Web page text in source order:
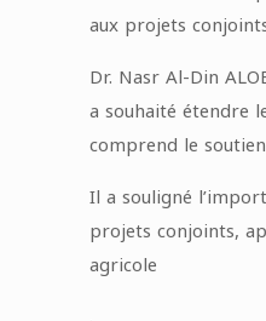
aux projets
Dr. Nasr Al-Din
a souhaité étendre
comprend le
Il a souligné
projets conjoints,
agricole